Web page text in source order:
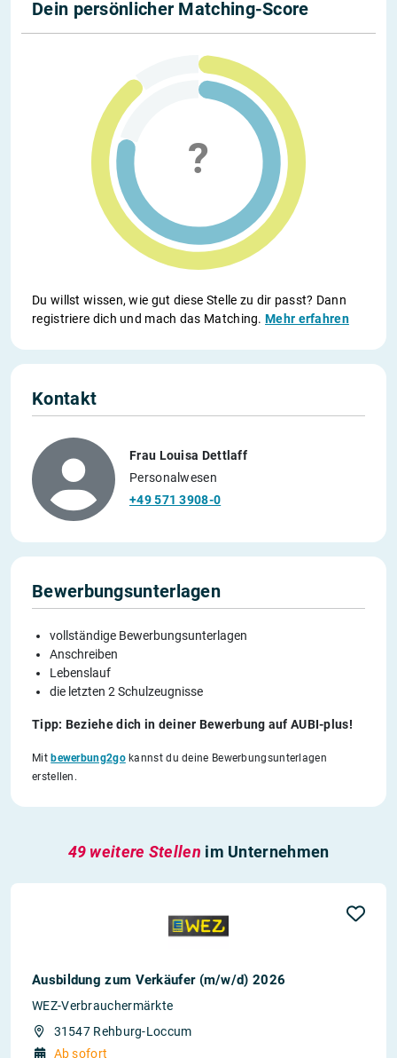
Dein persönlicher Matching-Score
Du willst wissen, wie gut diese Stelle zu dir passt? Dann
registriere dich und mach das Matching.Mehr erfahren
Kontakt
Frau Louisa Dettlaff
Personalwesen
+49 571 3908-0
Bewerbungsunterlagen
vollständige Bewerbungsunterlagen
Anschreiben
Lebenslauf
die letzten 2 Schulzeugnisse
Tipp: Beziehe dich in deiner Bewerbung auf AUBI-plus!
Mit bewerbung2gokannst du deine Bewerbungsunterlagen
erstellen.
49 weitere Stellen im Unternehmen
Ausbildung zum Verkäufer (m/w/d) 2026
WEZ-Verbrauchermärkte
31547 Rehburg-Loccum
Ab sofort